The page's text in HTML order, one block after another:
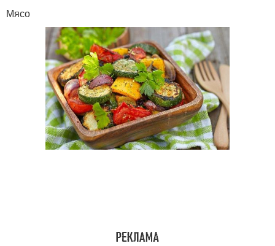
Мясо